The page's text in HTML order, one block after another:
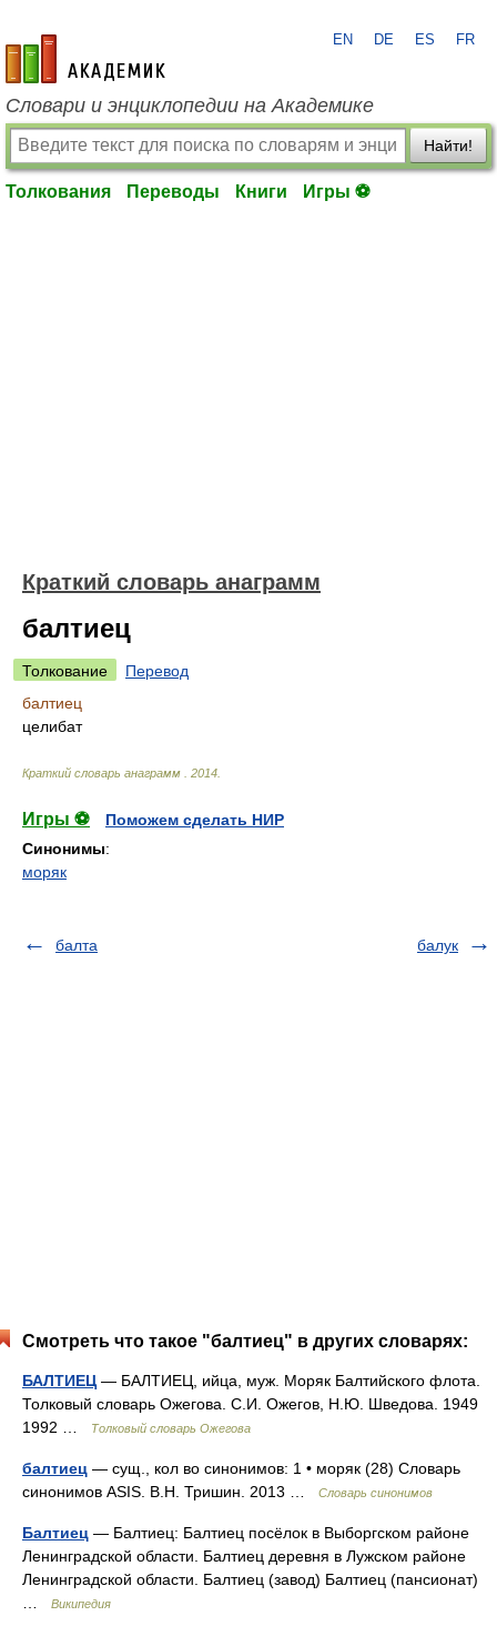
academic.ru
EN DE ES FR
Словари и энциклопедии на Академике
Найти!
Толкования Переводы Книги Игры ⚽
Краткий словарь анаграмм
балтиец
Толкование
Перевод
балтиец
целибат
Краткий словарь анаграмм 2014
Игры ⚽
Поможем сделать НИР
Синонимы:
моряк
балта балук
Смотреть что такое "балтиец" в других словарях:
БАЛТИЕЦ — БАЛТИЕЦ, ийца, муж. Моряк Балтийского флота.
Толковый словарь Ожегова. С.И. Ожегов, Н.Ю. Шведова. 1949
1992 …
Толковый словарь Ожегова
балтиец — сущ., кол во синонимов: 1 • моряк (28) Словарь
синонимов ASIS. В.Н. Тришин. 2013 …
Словарь синонимов
Балтиец — Балтиец: Балтиец посёлок в Выборгском районе
Ленинградской области. Балтиец деревня в Лужском районе
Ленинградской области. Балтиец (завод) Балтиец (пансионат)
Википедия